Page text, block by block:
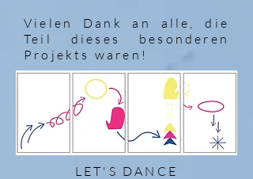
Vielen Dank an alle, die
Teil dieses besonderen
Projekts waren!
LET'S DANCE